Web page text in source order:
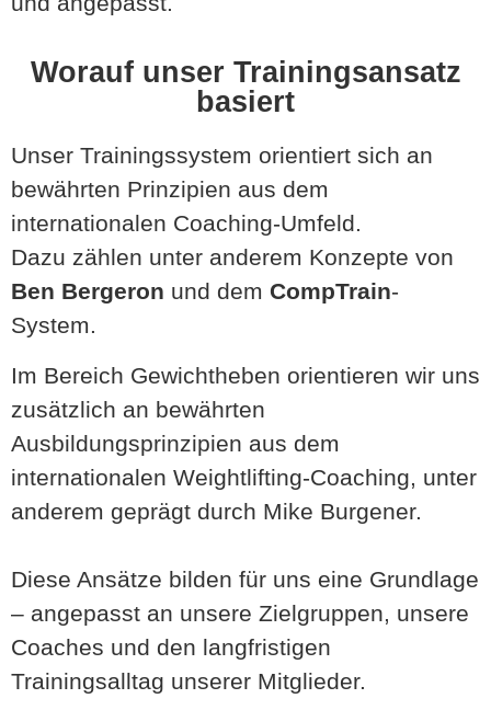
Worauf unser Trainingsansatz
basiert
Unser Trainingssystem orientiert sich an
bewährten Prinzipien aus dem
internationalen Coaching-Umfeld.
Dazu zählen unter anderem Konzepte von
Ben Bergeron und dem CompTrain-
System.
Im Bereich Gewichtheben orientieren wir uns
zusätzlich an bewährten
Ausbildungsprinzipien aus dem
internationalen Weightlifting-Coaching, unter
anderem geprägt durch Mike Burgener.
Diese Ansätze bilden für uns eine Grundlage
– angepasst an unsere Zielgruppen, unsere
Coaches und den langfristigen
Trainingsalltag unserer Mitglieder.